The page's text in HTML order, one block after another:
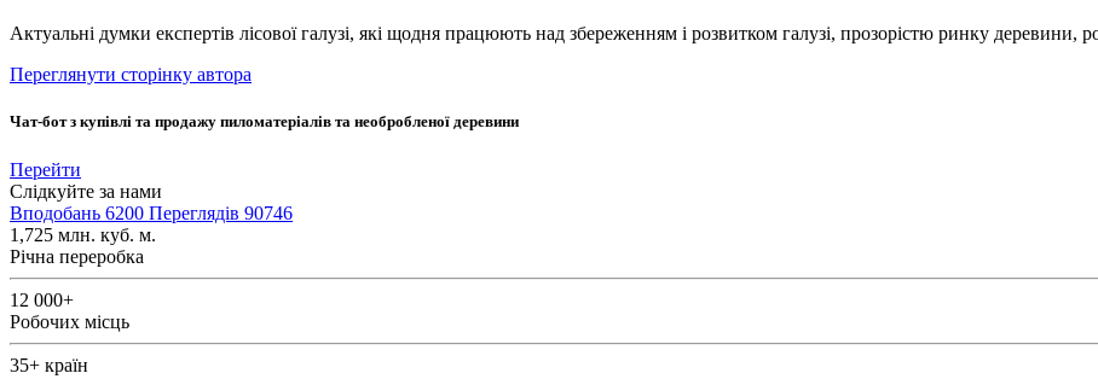
Актуальні думки експертів лісової галузі, які щодня працюють над збереженням і розвитком галузі, прозорістю ринку деревини,
Переглянути сторінку автора
Чат-бот з купівлі та продажу пиломатеріалів та необробленої деревини
Перейти
Слідкуйте за нами
Вподобань 6200 Переглядів 90746
1,725 млн. куб. м.
Річна переробка
12 000+
Робочих місць
35+ країн